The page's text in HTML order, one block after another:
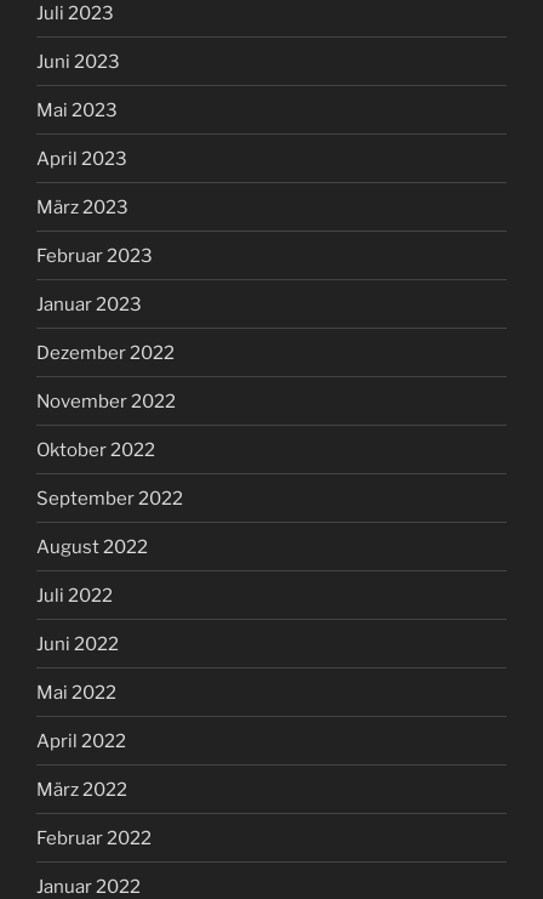
Juli 2023
Juni 2023
Mai 2023
April 2023
März 2023
Februar 2023
Januar 2023
Dezember 2022
November 2022
Oktober 2022
September 2022
August 2022
Juli 2022
Juni 2022
Mai 2022
April 2022
März 2022
Februar 2022
Januar 2022